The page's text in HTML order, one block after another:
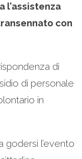
l’assistenza
con
di
di personale
in
godersi l’evento